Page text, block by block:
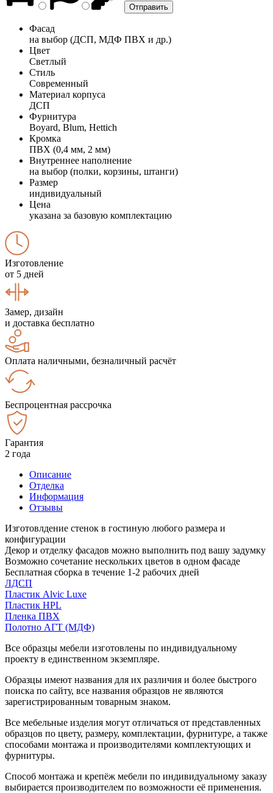
Фасад
на выбор (ДСП, МДФ ПВХ и др.)
Цвет
Светлый
Стиль
Современный
Материал корпуса
ДСП
Фурнитура
Boyard, Blum, Hettich
Кромка
ПВХ (0,4 мм, 2 мм)
Внутреннее наполнение
на выбор (полки, корзины, штанги)
Размер
индивидуальный
Цена
указана за базовую комплектацию
Изготовление
от 5 дней
Замер, дизайн
и доставка бесплатно
Оплата наличными, безналичный расчёт
Беспроцентная рассрочка
Гарантия
2 года
Описание
Отделка
Информация
Отзывы
Изготовлдение стенок в гостиную любого размера и
конфигурации
Декор и отделку фасадов можно выполнить под вашу задумку
Возможно сочетание нескольких цветов в одном фасаде
Бесплатная сборка в течение 1-2 рабочих дней
ЛДСП
Пластик Alvic Luxe
Пластик HPL
Пленка ПВХ
Полотно АГТ (МДФ)
Все образцы мебели изготовлены по индивидуальному
проекту в единственном экземпляре.
Образцы имеют названия для их различия и более быстрого
поиска по сайту, все названия образцов не являются
зарегистрированным товарным знаком.
Все мебельные изделия могут отличаться от представленных
образцов по цвету, размеру, комплектации, фурнитуре, а также
способами монтажа и производителями комплектующих и
фурнитуры.
Способ монтажа и крепёж мебели по индивидуальному заказу
выбирается производителем по возможности её применения.